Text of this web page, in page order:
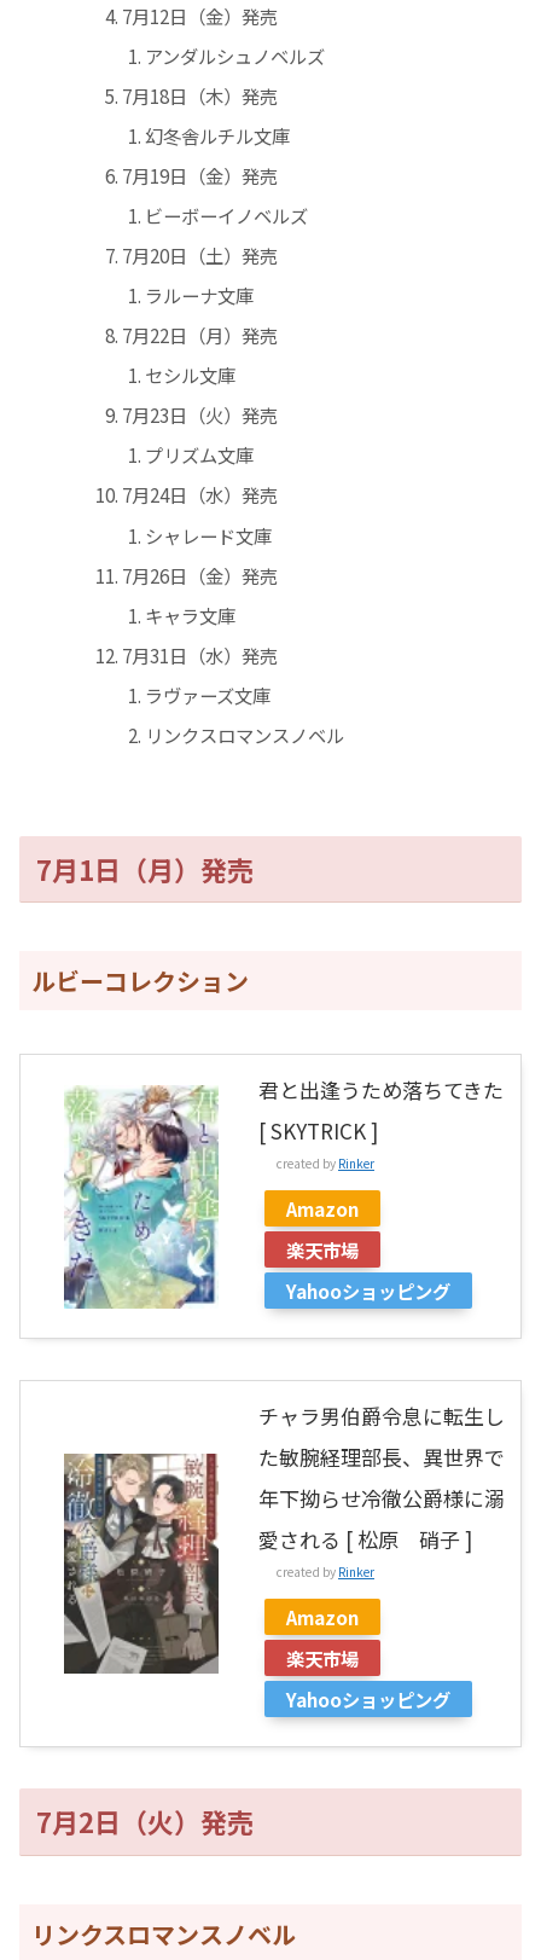
7月12日（金）発売
アンダルシュノベルズ
7月18日（木）発売
幻冬舎ルチル文庫
7月19日（金）発売
ビーボーイノベルズ
7月20日（土）発売
ラルーナ文庫
7月22日（月）発売
セシル文庫
7月23日（火）発売
プリズム文庫
7月24日（水）発売
シャレード文庫
7月26日（金）発売
キャラ文庫
7月31日（水）発売
ラヴァーズ文庫
リンクスロマンスノベル
7月1日（月）発売
ルビーコレクション
君と出逢うため落ちてきた
[ SKYTRICK ]
created by Rinker
Amazon
楽天市場
Yahooショッピング
チャラ男伯爵令息に転生し
た敏腕経理部長、異世界で
年下拗らせ冷徹公爵様に溺
愛される [ 松原 硝子 ]
created by Rinker
Amazon
楽天市場
Yahooショッピング
7月2日（火）発売
リンクスロマンスノベル